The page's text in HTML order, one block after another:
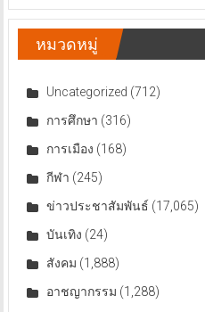
ข่าว
หมวดหมู่
Uncategorized (712)
การศึกษา (316)
การเมือง (168)
กีฬา (245)
ข่าวประชาสัมพันธ์ (17,065)
บันเทิง (24)
สังคม (1,888)
อาชญากรรม (1,288)